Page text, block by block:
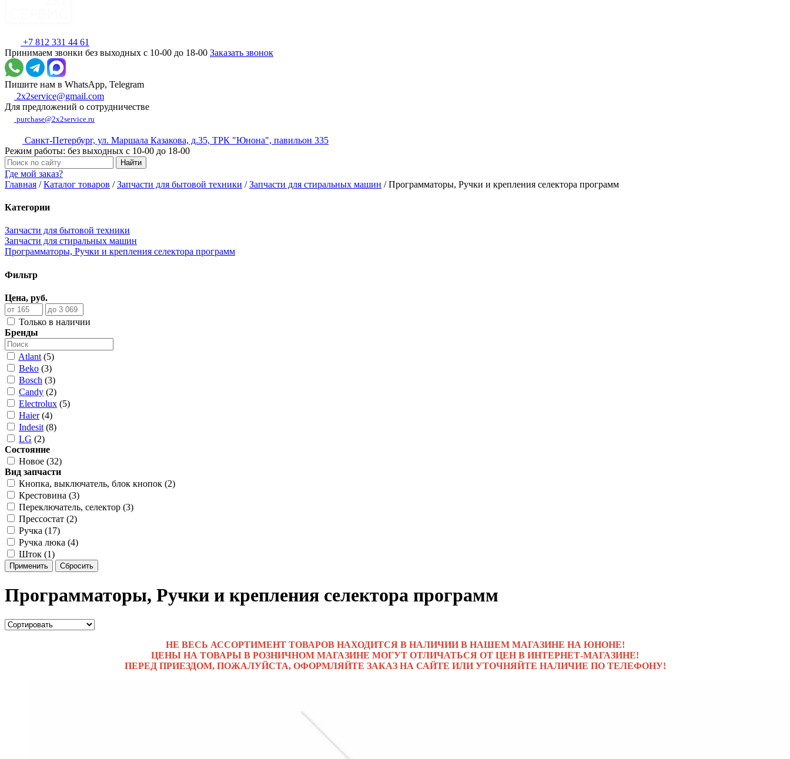
+7 812 331 44 61
Принимаем звонки без выходных с 10-00 до 18-00 Заказать звонок
Пишите нам в WhatsApp, Telegram
2x2service@gmail.com
Для предложений о сотрудничестве
purchase@2x2service.ru
Санкт-Петербург, ул. Маршала Казакова, д.35, ТРК "Юнона", павильон 335
Режим работы: без выходных с 10-00 до 18-00
Где мой заказ?
Главная /Каталог товаров /Запчасти для бытовой техники /Запчасти для стиральных машин /Программаторы, Ручки и крепления селектора программ
Категории
Запчасти для бытовой техники
Запчасти для стиральных машин
Программаторы, Ручки и крепления селектора программ
Фильтр
Цена, руб.
Только в наличии
Бренды
Atlant (5)
Beko (3)
Bosch (3)
Candy (2)
Electrolux (5)
Haier(4)
Indesit (8)
LG (2)
Состояние
Новое (32)
Вид запчасти
Кнопка, выключатель, блок кнопок (2)
Крестовина (3)
Переключатель, селектор (3)
Прессостат (2)
Ручка (17)
Ручка люка (4)
Шток (1)
Применить Сбросить
Программаторы, Ручки и крепления селектора программ
НЕ ВЕСЬ АССОРТИМЕНТ ТОВАРОВ НАХОДИТСЯ В НАЛИЧИИ В НАШЕМ МАГАЗИНЕ НА ЮНОНЕ!
ЦЕНЫ НА ТОВАРЫ В РОЗНИЧНОМ МАГАЗИНЕ МОГУТ ОТЛИЧАТЬСЯ ОТ ЦЕН В ИНТЕРНЕТ-МАГАЗИНЕ!
ПЕРЕД ПРИЕЗДОМ, ПОЖАЛУЙСТА, ОФОРМЛЯЙТЕ ЗАКАЗ НА САЙТЕ ИЛИ УТОЧНЯЙТЕ НАЛИЧИЕ ПО ТЕЛЕФОНУ!